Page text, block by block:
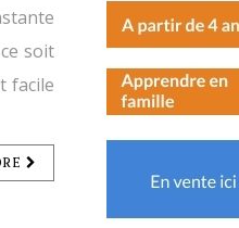
soit
facile